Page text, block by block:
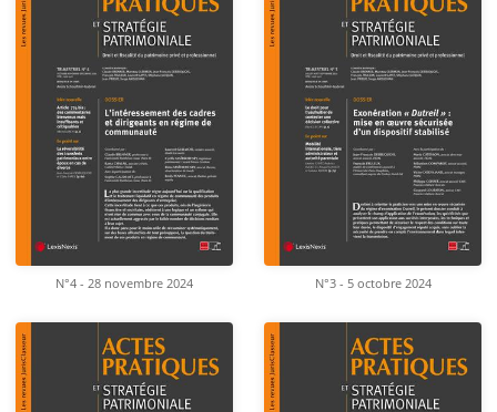
N°4 - 28 novembre 2024 N°3 - 5 octobre 2024